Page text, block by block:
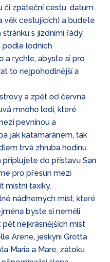
či zpáteční cestu, datum
věk cestujících) a budete
s jízdními řády
podle lodních
a rychle, abyste si pro
to nejpohodlnější a
a zpět od června
mnoho lodí, které
pevninou a
jak katamaránem, tak
trvá zhruba hodinu.
do přístavu San
pro přesun mezi
místní taxíky.
nádherných míst, které
byste si neměli
nejkrásnějších míst
Arene, jeskyni Grotta
Maria a Mare, zátoku